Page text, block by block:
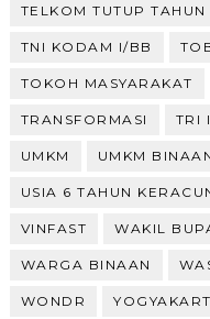
TELKOM TUTUP
TNI KODAM I/BB
TOKOH MASYARAKAT
TRANSFORMASI TRI
UMKM UMKM
USIA 6 TAHUN
VINFAST WAKIL
WARGA BINAAN
WONDR